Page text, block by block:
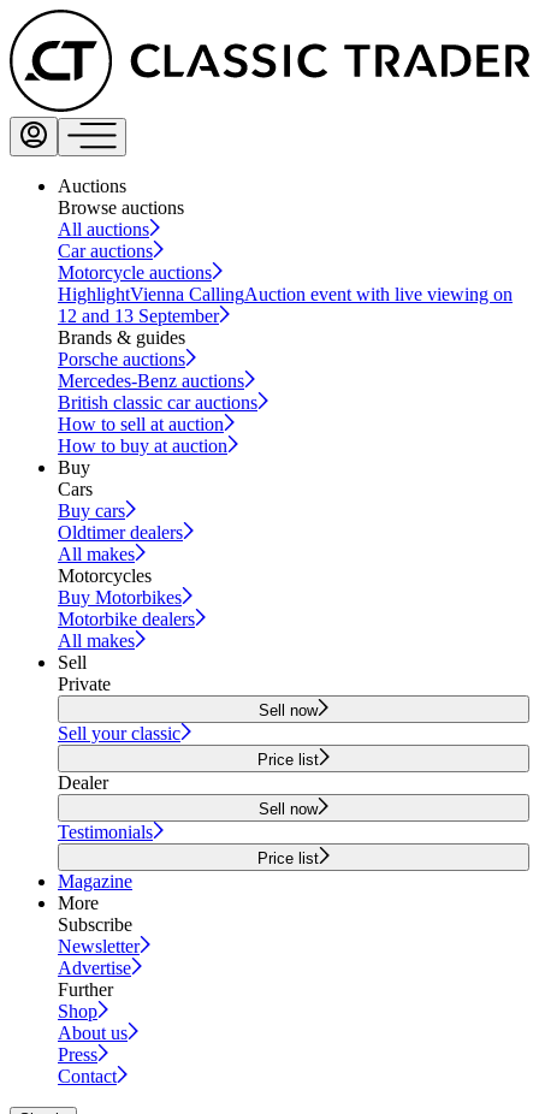
Auctions
Browse auctions
All auctions
Car auctions
Motorcycle auctions
HighlightVienna CallingAuction event with live viewing on
12 and 13 September
Brands & guides
Porsche auctions
Mercedes-Benz auctions
British classic car auctions
How to sell at auction
How to buy at auction
Buy
Cars
Buy cars
Oldtimer dealers
All makes
Motorcycles
Buy Motorbikes
Motorbike dealers
All makes
Sell
Private
Sell now
Sell your classic
Price list
Dealer
Sell now
Testimonials
Price list
Magazine
More
Subscribe
Newsletter
Advertise
Further
Shop
About us
Press
Contact